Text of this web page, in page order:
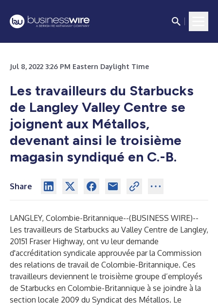
Jul 8, 2022 3:26 PM Eastern Daylight Time
Les travailleurs du Starbucks
de Langley Valley Centre se
joignent aux Métallos,
devenant ainsi le troisième
magasin syndiqué en C.-B.
Share
LANGLEY, Colombie-Britannique--(BUSINESS WIRE)--
Les travailleurs de Starbucks au Valley Centre de Langley,
20151 Fraser Highway, ont vu leur demande
d'accréditation syndicale approuvée par la Commission
des relations de travail de Colombie-Britannique. Ces
travailleurs deviennent le troisième groupe d’employés
de Starbucks en Colombie-Britannique à se joindre à la
section locale 2009 du Syndicat des Métallos. Le